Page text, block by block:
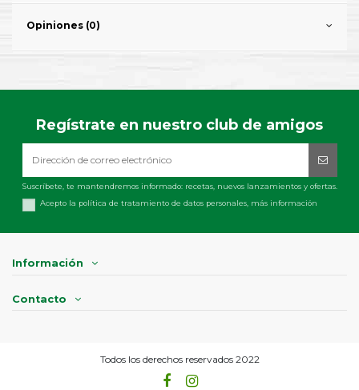
Opiniones (0)
Regístrate en nuestro club de amigos
Suscríbete, te mantendremos informado: recetas, nuevos lanzamientos y ofertas.
Acepto la política de tratamiento de datos personales, más información
Información
Contacto
Todos los derechos reservados 2022